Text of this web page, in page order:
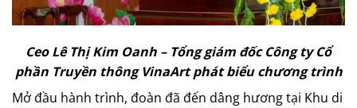
Ceo Lê Thị Kim Oanh – Tổng giám đốc Công ty Cổ
phần Truyền thông VinaArt phát biểu chương trình
Mở đầu hành trình, đoàn đã đến dâng hương tại Khu di